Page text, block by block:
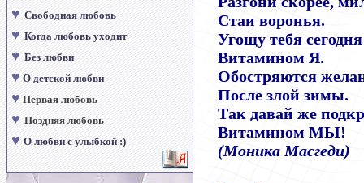
♥ Свободная любовь
♥ Когда любовь уходит
♥ Без любви
♥ О детской любви
♥ Первая любовь
♥ Поздняя любовь
♥ О любви с улыбкой :)
Стаи воронья.
Угощу тебя сегодня
Витамином Я.
Обостряются
После злой зимы.
Так давай же
Витамином МЫ!
(Моника Масгеди)